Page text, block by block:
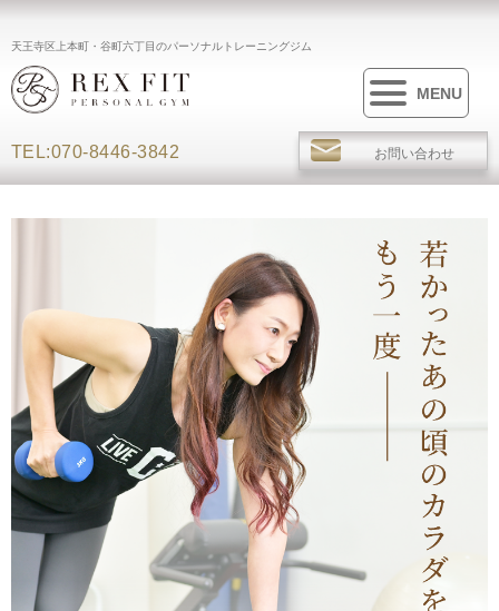
天王寺区上本町・谷町六丁目のパーソナルトレーニングジム
MENU
TEL:070-8446-3842 お問い合わせ